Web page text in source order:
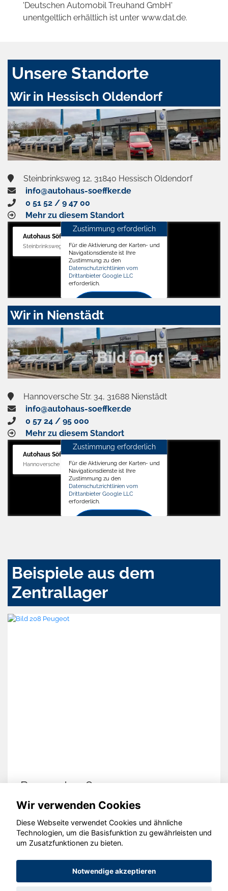
'Deutschen Automobil Treuhand GmbH'
unentgeltlich erhältlich ist unter www.dat.de.
Unsere Standorte
Wir in Hessisch Oldendorf
Steinbrinksweg 12, 31840 Hessisch Oldendorf
info@autohaus-soeffker.de
0 51 52 / 9 47 00
Mehr zu diesem Standort
Autohaus Söffker GmbH
Steinbrinksweg 12, 31840 Hessisch Oldendorf
Zustimmung erforderlich
Für die Aktivierung der Karten- und
Navigationsdienste ist Ihre
Zustimmung zu den
Datenschutzrichtlinien vom
Drittanbieter Google LLC
erforderlich.
Zustimmen
aktivieren
Wir in Nienstädt
Hannoversche Str. 34, 31688 Nienstädt
info@autohaus-soeffker.de
0 57 24 / 95 000
Mehr zu diesem Standort
Autohaus Söffker GmbH
Hannoversche Str. 34, 31688 Nienstädt
Zustimmung erforderlich
Für die Aktivierung der Karten- und
Navigationsdienste ist Ihre
Zustimmung zu den
Datenschutzrichtlinien vom
Drittanbieter Google LLC
erforderlich.
Beispiele aus dem
Zentrallager
Peugeot 208
© konjunkturmotor.de GmbH 2020 - 2026
Wir verwenden Cookies
Diese Webseite verwendet Cookies und ähnliche
Technologien, um die Basisfunktion zu gewährleisten und
um Zusatzfunktionen zu bieten.
Notwendige akzeptieren